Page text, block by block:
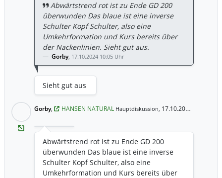
Abwärtstrend rot ist zu Ende GD 200
überwunden Das blaue ist eine inverse
Schulter Kopf Schulter, also eine
Umkehrformation und Kurs bereits über
der Nackenlinien. Sieht gut aus.
Gorby, 17.10.2024 10:05 Uhr
Sieht gut aus
Gorby, HANSEN NATURAL Hauptdiskussion, 17.10.2024 10:05 Uhr
Abwärtstrend rot ist zu Ende GD 200
überwunden Das blaue ist eine inverse
Schulter Kopf Schulter, also eine
Umkehrformation und Kurs bereits über